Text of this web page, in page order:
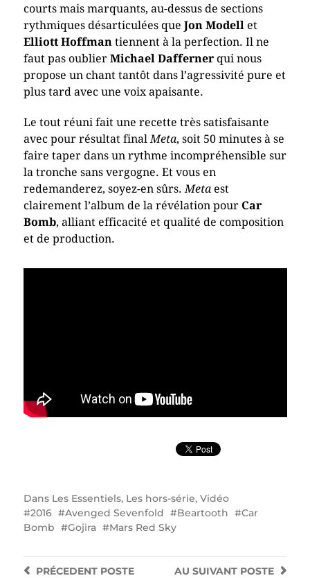
courts mais marquants, au-dessus de sections
rythmiques désarticulées que Jon Modellet
Elliott Hoffmantiennent à la perfection. Il ne
faut pas oublier Michael Daffernerqui nous
propose un chant tantôt dans l’agressivité pure et
plus tard avec une voix apaisante.
Le tout réuni fait une recette très satisfaisante
avec pour résultat finalMeta, soit 50 minutes à se
faire taper dans un rythme incompréhensible sur
la tronche sans vergogne. Et vous en
redemanderez, soyez-en sûrs.Meta est
clairement l’album de la révélation pour Car
Bomb, alliant efficacité et qualité de composition
et de production.
Dans Les Essentiels, Les hors-série, Vidéo
2016
Avenged Sevenfold Beartooth
Car
Bomb
Gojira Mars Red Sky
AU SUIVANT POSTE
PRÉCEDENTPOSTE